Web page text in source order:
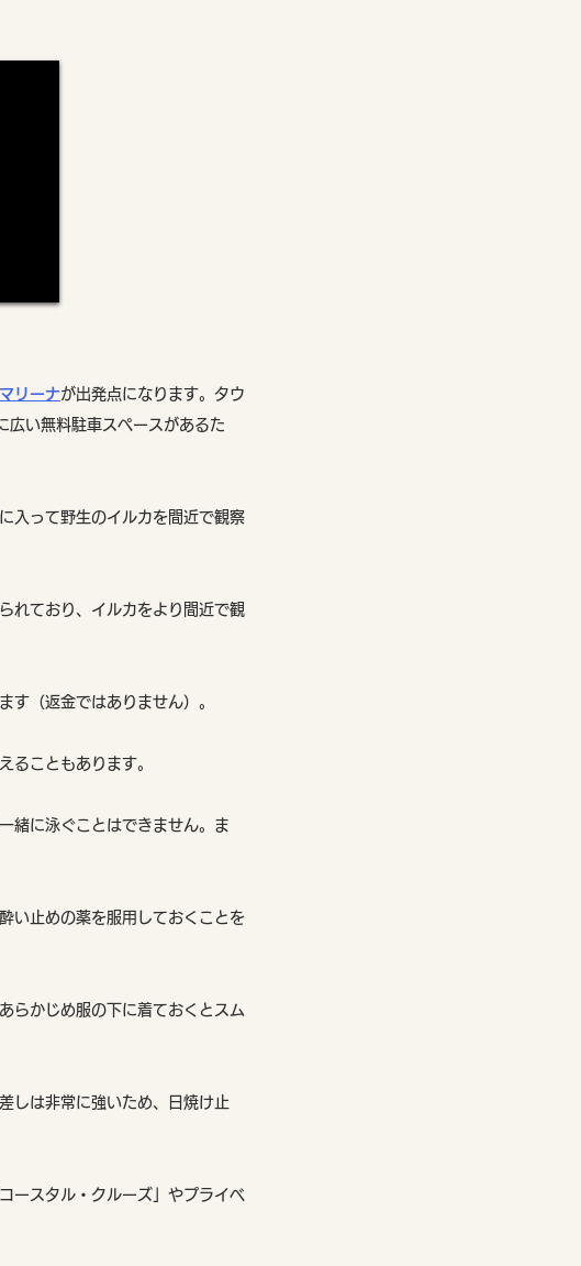
リーナが出発点になります。タウ
広い無料駐車スペースがあるた
入って野生のイルカを間近で観察
れており、イルカをより間近で観
す（返金ではありません）。
ることもあります。
緒に泳ぐことはできません。ま
い止めの薬を服用しておくことを
らかじめ服の下に着ておくとスム
しは非常に強いため、日焼け止
ースタル・クルーズ」やプライベ